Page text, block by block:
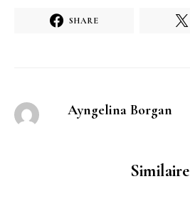
SHARE
Ayngelina Borgan
Similaire